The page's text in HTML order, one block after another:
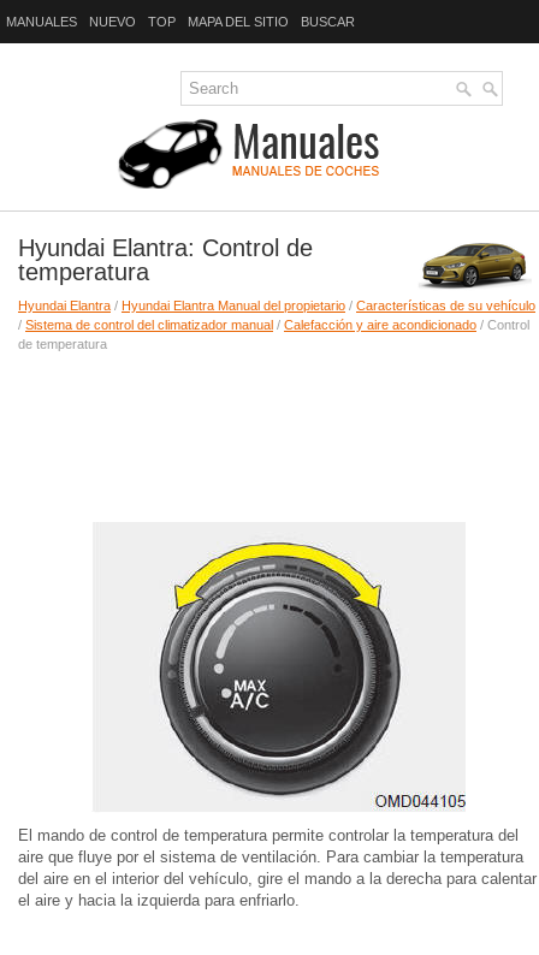
MANUALES NUEVO TOP MAPA DEL SITIO BUSCAR
Hyundai Elantra: Control de
temperatura
Hyundai Elantra / Hyundai Elantra Manual del propietario / Características de su vehículo
/ Sistema de control del climatizador manual / Calefacción y aire acondicionado / Control
de temperatura
El mando de control de temperatura permite controlar la temperatura del
aire que fluye por el sistema de ventilación. Para cambiar la temperatura
del aire en el interior del vehículo, gire el mando a la derecha para calentar
el aire y hacia la izquierda para enfriarlo.